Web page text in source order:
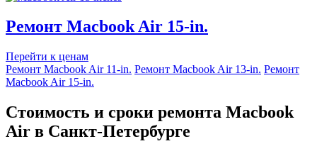
Ремонт Macbook Air 15-in.
Перейти к ценам
Ремонт Macbook Air 11-in. Ремонт Macbook Air 13-in. Ремонт
Macbook Air 15-in.
Стоимость и сроки ремонта Macbook
Air в Санкт-Петербурге